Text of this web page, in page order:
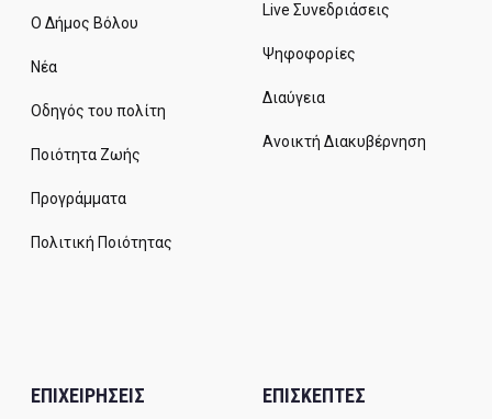
Ο Δήμος Βόλου
Νέα
Οδηγός του πολίτη
Ποιότητα Ζωής
Προγράμματα
Πολιτική Ποιότητας
Live Συνεδριάσεις
Ψηφοφορίες
Διαύγεια
Ανοικτή Διακυβέρνηση
ΕΠΙΧΕΙΡΗΣΕΙΣ ΕΠΙΣΚΕΠΤΕΣ